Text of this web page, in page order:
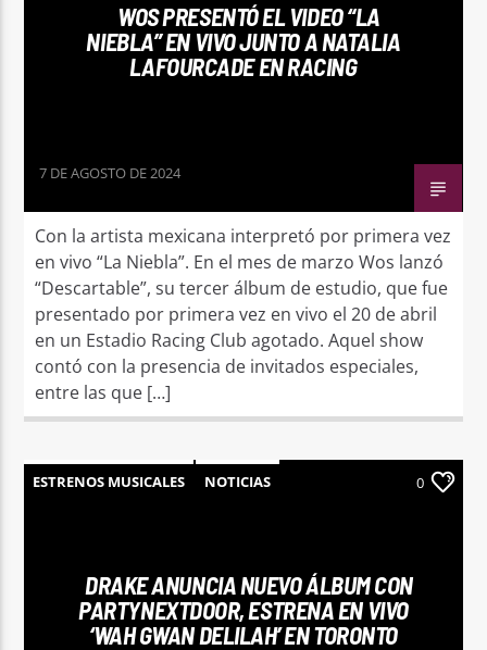
WOS PRESENTÓ EL VIDEO “LA
NIEBLA” EN VIVO JUNTO A NATALIA
LAFOURCADE EN RACING
7 DE AGOSTO DE 2024
Con la artista mexicana interpretó por primera vez
en vivo “La Niebla”. En el mes de marzo Wos lanzó
“Descartable”, su tercer álbum de estudio, que fue
presentado por primera vez en vivo el 20 de abril
en un Estadio Racing Club agotado. Aquel show
contó con la presencia de invitados especiales,
entre las que […]
ESTRENOS MUSICALES NOTICIAS 0
DRAKE ANUNCIA NUEVO ÁLBUM CON
PARTYNEXTDOOR, ESTRENA EN VIVO
‘WAH GWAN DELILAH’ EN TORONTO